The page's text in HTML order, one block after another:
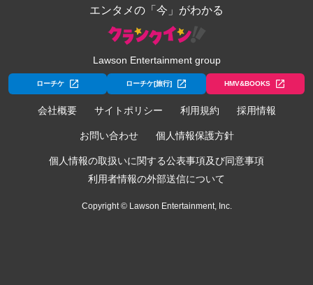
エンタメの「今」がわかる
Lawson Entertainment group
ローチケ ローチケ[旅行] HMV&BOOKS
会社概要 サイトポリシー 利用規約 採用情報
お問い合わせ 個人情報保護方針
個人情報の取扱いに関する公表事項及び同意事項
利用者情報の外部送信について
Copyright © Lawson Entertainment, Inc.